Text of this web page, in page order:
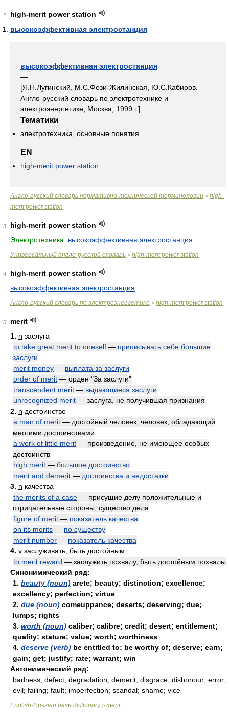
2
high-merit power station
высокоэффективная электростанция
высокоэффективная электростанция
—
[Я.Н.Лугинский, М.С.Фези-Жилинская, Ю.С.Кабиров.
Англо-русский словарь по электротехнике и
электроэнергетике, Москва, 1999 г.]
Тематики
электротехника, основные понятия
EN
high-merit power station
Англо-русский словарь нормативно-технической терминологии > high-
merit power station
3
high-merit power station
Электротехника: высокоэффективная электростанция
Универсальный англо-русский словарь > high-merit power station
4
high-merit power station
высокоэффективная электростанция
Англо-русский словарь по электроэнергетике > high-merit power station
5
merit
1. n заслуга
to take great merit to oneself — приписывать себе большие
заслуги
merit money — выплата за заслуги
order of merit — орден "За заслуги"
transcendent merit — выдающиеся заслуги
unrecognized merit — заслуга, не получившая признания
2. n достоинство
a man of merit — достойный человек; человек, обладающий
многими достоинствами
a work of little merit — произведение, не имеющее особых
достоинств
high merit — большое достоинство
merit and demerit — достоинства и недостатки
3. n качества
the merits of a case — присущие делу положительные и
отрицательные стороны; существо дела
figure of merit — показатель качества
on its merits — по существу
merit number — показатель качества
4. v заслуживать, быть достойным
to merit reward — заслужить похвалу, быть достойным похвалы
Синонимический ряд:
1. beauty (noun) arete; beauty; distinction; excellence;
excellency; perfection; virtue
2. due (noun) comeuppance; deserts; deserving; due;
lumps; rights
3. worth (noun) caliber; calibre; credit; desert; entitlement;
quality; stature; value; worth; worthiness
4. deserve (verb) be entitled to; be worthy of; deserve; earn;
gain; get; justify; rate; warrant; win
Антонимический ряд:
badness; defect; degradation; demerit; disgrace; dishonour; error;
evil; failing; fault; imperfection; scandal; shame; vice
English-Russian base dictionary> merit